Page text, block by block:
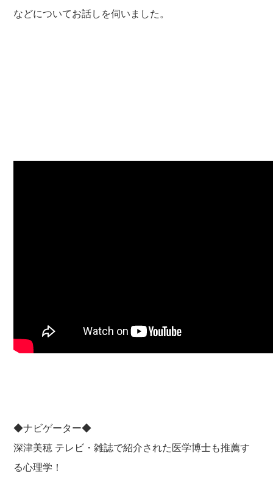
などについてお話しを伺いました。
◆ナビゲーター◆
深津美穂 テレビ・雑誌で紹介された医学博士も推薦す
る心理学！